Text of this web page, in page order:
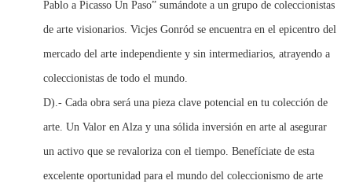
Pablo a Picasso Un Paso” sumándote a un grupo de coleccionistas
de arte visionarios. Vicjes Gonród se encuentra en el epicentro del
mercado del arte independiente y sin intermediarios, atrayendo a
coleccionistas de todo el mundo.
D).- Cada obra será una pieza clave potencial en tu colección de
arte. Un Valor en Alza y una sólida inversión en arte al asegurar
un activo que se revaloriza con el tiempo. Benefíciate de esta
excelente oportunidad para el mundo del coleccionismo de arte